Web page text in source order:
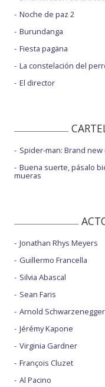
Noche de paz 2
Burundanga
Fiesta pagäna
La constelación del
El director
Spider-man: Brand new
Buena suerte, pásalo
mueras
Jonathan Rhys Meyers
Guillermo Francella
Silvia Abascal
Sean Faris
Arnold Schwarzenegger
Jérémy Kapone
Virginia Gardner
François Cluzet
Al Pacino